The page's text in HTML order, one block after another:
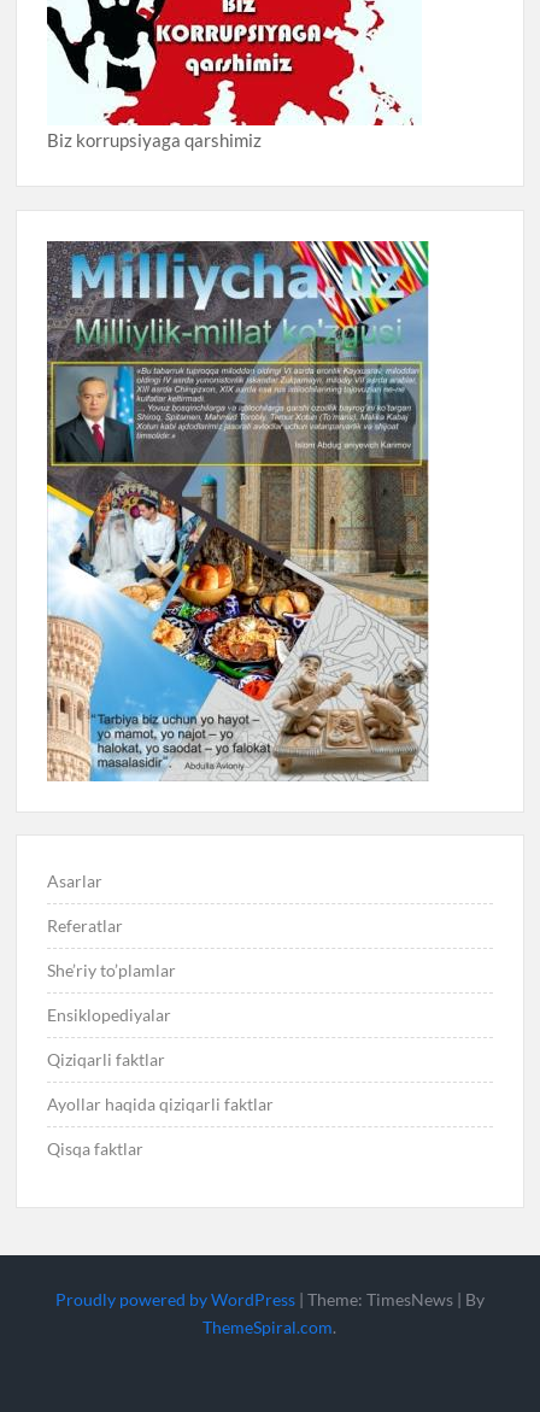
Biz korrupsiyaga qarshimiz
Asarlar
Referatlar
She’riy to’plamlar
Ensiklopediyalar
Qiziqarli faktlar
Ayollar haqida qiziqarli faktlar
Qisqa faktlar
Proudly powered by WordPress | Theme: TimesNews | By
ThemeSpiral.com.